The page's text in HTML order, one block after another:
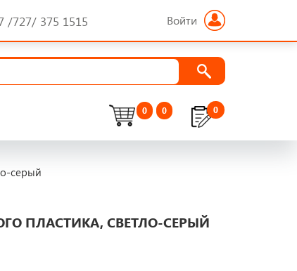
/727/ 375 1515 Войти
0
0 0
серый
ПЛАСТИКА, СВЕТЛО-СЕРЫЙ